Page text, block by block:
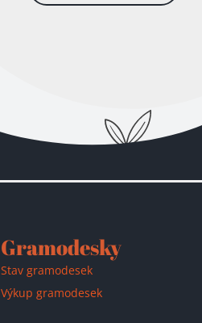
Gramodesky
Stav gramodesek
Výkup gramodesek